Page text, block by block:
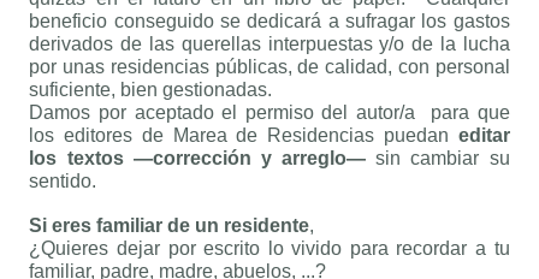
beneficio conseguido se dedicará a sufragar los gastos
derivados de las querellas interpuestas y/o de la lucha
por unas residencias públicas, de calidad, con personal
suficiente, bien gestionadas.
Damos por aceptado el permiso del autor/a para que
los editores de Marea de Residencias puedan editar
los textos —corrección y arreglo—sin cambiar su
sentido.
Si eres familiar de un residente,
¿Quieres dejar por escrito lo vivido para recordar a tu
familiar, padre, madre, abuelos, ...?